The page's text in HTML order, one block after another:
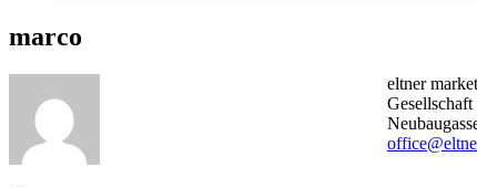
marco
eltner